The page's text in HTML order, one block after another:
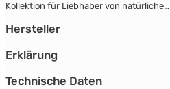
Kollektion für Liebhaber von natürliche…
Hersteller
Erklärung
Technische Daten